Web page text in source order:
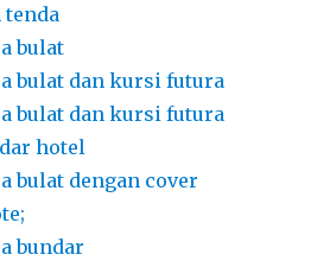
tenda
bulat
bulat dan kursi futura
bulat dan kursi futura
hotel
bulat dengan cover
bundar